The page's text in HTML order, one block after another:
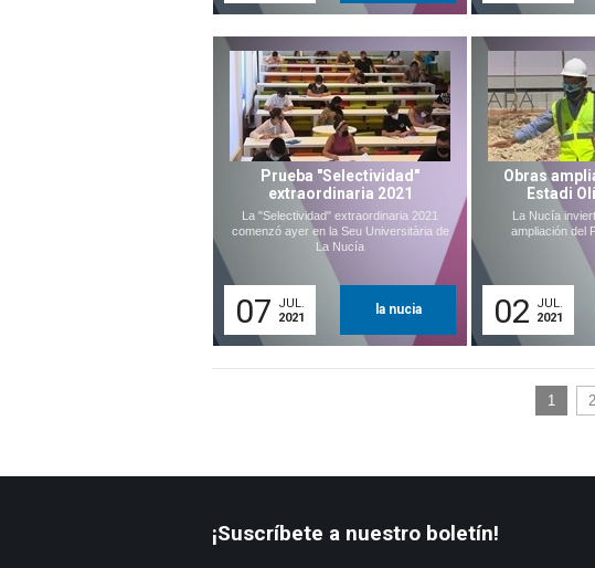
Prueba "Selectividad"
extraordinaria 2021
La "Selectividad" extraordinaria 2021
comenzó ayer en la Seu Universitària de
La Nucía
07
JUL.
2021
la nucia
Obras
Estadi
La Nucía
ampliación del
02
JUL.
2021
1 2
¡Suscríbete a nuestro boletín!